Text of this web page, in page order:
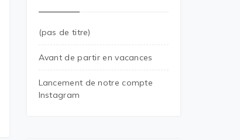
(pas de titre)
Avant de partir en vacances
Lancement de notre compte
Instagram